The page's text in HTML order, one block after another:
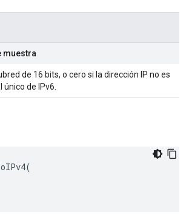
muestra
de 16 bits, o cero si la dirección IP no es
de IPv6.
(